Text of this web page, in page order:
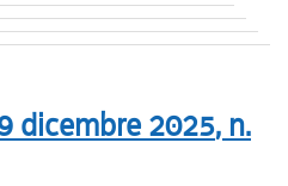
dicembre 2025, n.